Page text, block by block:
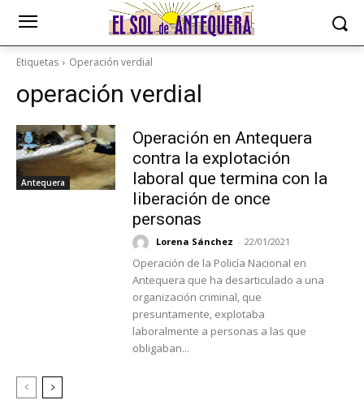
Etiquetas Operación verdial
operación verdial
Antequera
Operación en Antequera
contra la explotación
laboral que termina con la
liberación de once
personas
Lorena Sánchez - 22/01/2021
Operación de la Policía Nacional en
Antequera que ha desarticulado a una
organización criminal, que
presuntamente, explotaba
laboralmente a personas a las que
obligaban...